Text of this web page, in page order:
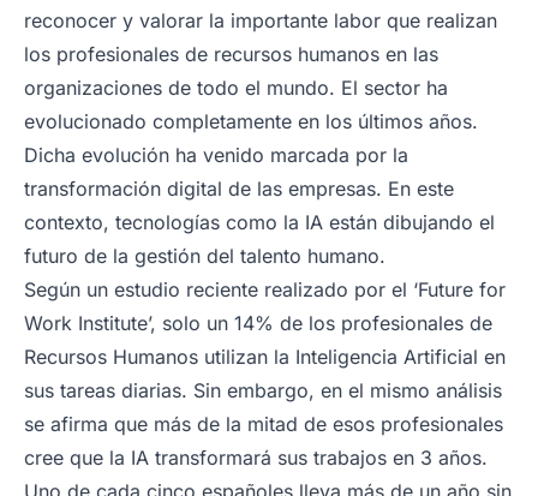
reconocer y valorar la importante labor que realizan
los profesionales de recursos humanos en las
organizaciones de todo el mundo. El sector ha
evolucionado completamente en los últimos años.
Dicha evolución ha venido marcada por la
transformación digital de las empresas. En este
contexto, tecnologías como la IA están dibujando el
futuro de la gestión del talento humano.
Según un estudio reciente realizado por el ‘Future for
Work Institute’, solo un 14% de los profesionales de
Recursos Humanos utilizan la Inteligencia Artificial en
sus tareas diarias. Sin embargo, en el mismo análisis
se afirma que más de la mitad de esos profesionales
cree que la IA transformará sus trabajos en 3 años.
Uno de cada cinco españoles lleva más de un año sin